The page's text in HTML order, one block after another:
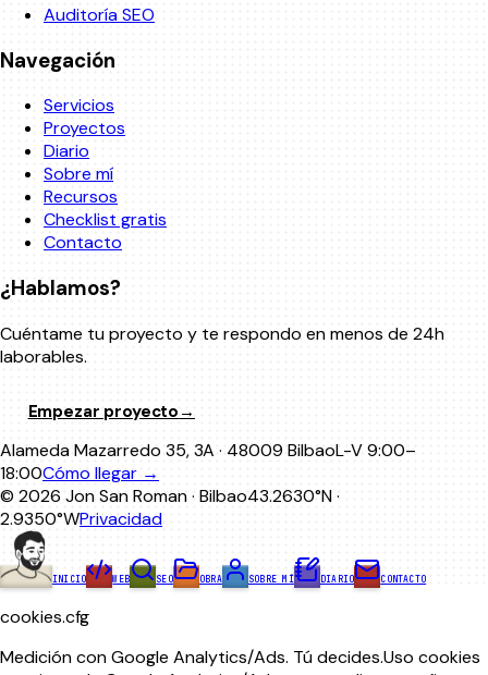
Auditoría SEO
Navegación
Servicios
Proyectos
Diario
Sobre mí
Recursos
Checklist gratis
Contacto
¿Hablamos?
Cuéntame tu proyecto y te respondo en menos de 24h
laborables.
Empezar proyecto →
Alameda Mazarredo 35, 3A · 48009 BilbaoL-V 9:00–
18:00Cómo llegar →
© 2026 Jon San Roman · Bilbao43.2630°N ·
2.9350°WPrivacidad
INICIO WEB SEO OBRA SOBRE MÍ DIARIO CONTACTO
cookies.cfg
Medición con Google Analytics/Ads. Tú decides.Uso cookies